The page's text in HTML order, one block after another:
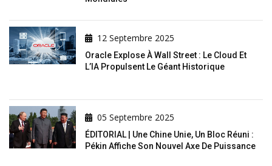
12 Septembre 2025
Oracle Explose À Wall Street : Le Cloud Et
L’IA Propulsent Le Géant Historique
05 Septembre 2025
ÉDITORIAL | Une Chine Unie, Un Bloc Réuni :
Pékin Affiche Son Nouvel Axe De Puissance